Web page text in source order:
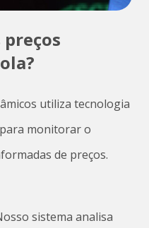
preços
utiliza tecnologia
monitorar o
de preços.
sistema analisa